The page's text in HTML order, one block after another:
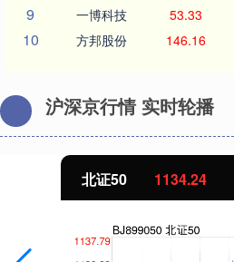
9 一博科技 53.33
10 方邦股份 146.16
沪深京行情 实时轮播
北证50 1134.24